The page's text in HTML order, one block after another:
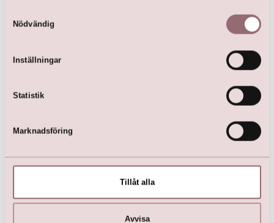
Nödvändig
Inställningar
Statistik
Marknadsföring
Tillåt alla
Avvisa
Här är favoriterna